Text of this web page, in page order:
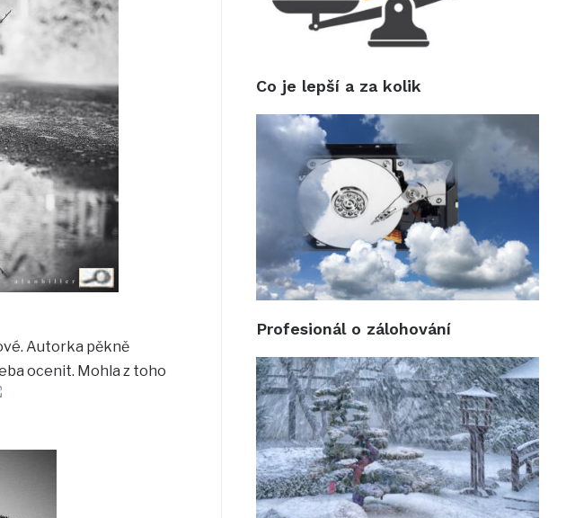
Autorka pěkně
ocenit. Mohla z toho
Co je lepší a za kolik
Profesionál o zálohování